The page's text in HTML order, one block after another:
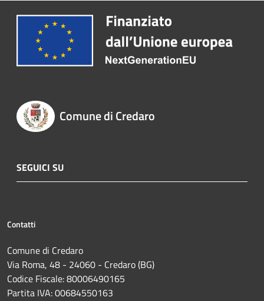
Comune di Credaro
SEGUICI SU
Contatti
Comune di Credaro
Via Roma, 48 - 24060 - Credaro (BG)
Codice Fiscale: 80006490165
Partita IVA: 00684550163